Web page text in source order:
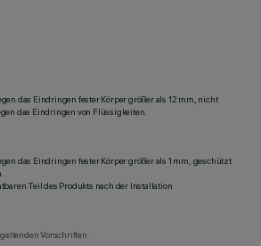
das Eindringen fester Körper größer als 12 mm, nicht
das Eindringen von Flüssigkeiten.
das Eindringen fester Körper größer als 1 mm, geschützt
Teil des Produkts nach der Installation
Vorschriften.